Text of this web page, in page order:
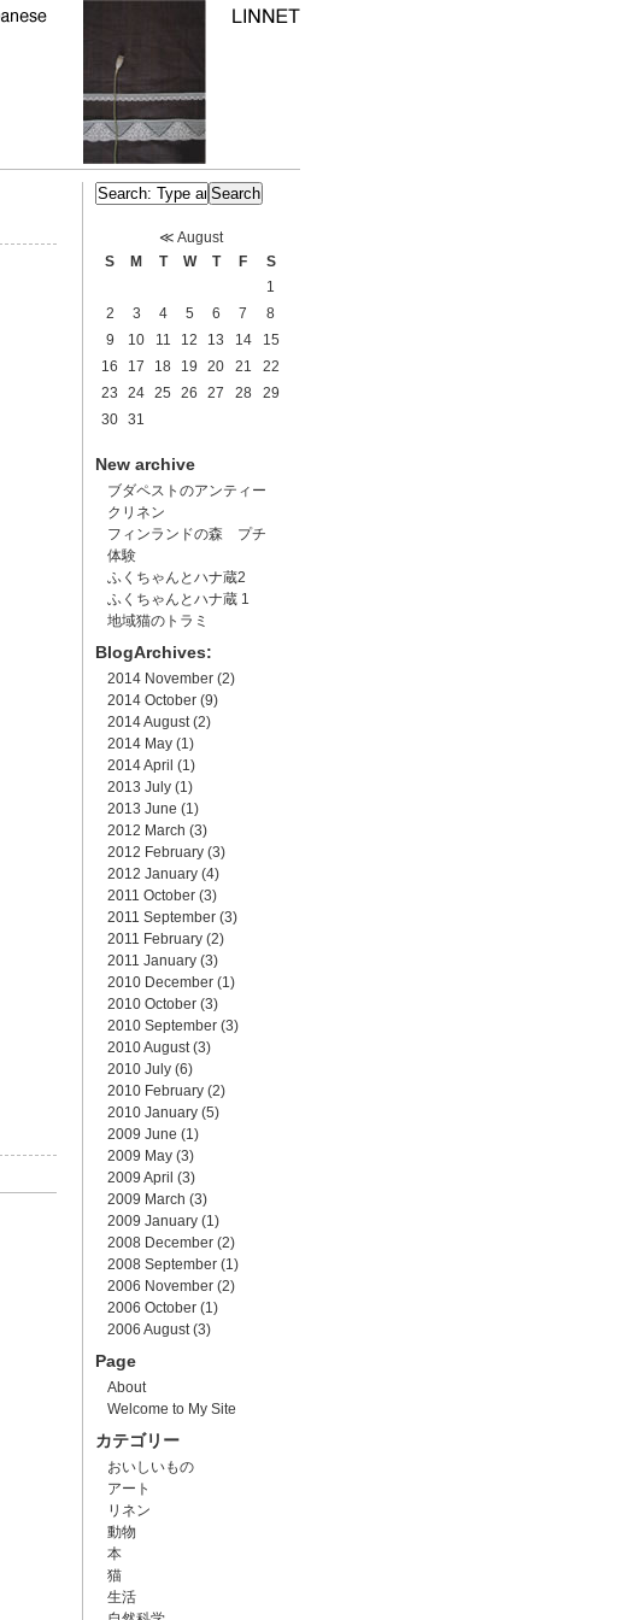
≪ August
S
M T W T F
S
1
2
3 4 5 6 7
8
9
10 11 12 13 14
15
16
17 18 19 20 21
22
23
24 25 26 27 28
29
30 31
New archive
ブダペストのアンティー
クリネン
フィンランドの森 プチ
体験
ふくちゃんとハナ蔵2
ふくちゃんとハナ蔵 1
地域猫のトラミ
BlogArchives:
2014 November (2)
2014 October (9)
2014 August(2)
2014 May (1)
2014 April (1)
2013 July (1)
2013 June (1)
2012 March (3)
2012 February (3)
2012 January (4)
2011 October (3)
2011 September (3)
2011 February (2)
2011 January (3)
2010 December (1)
2010 October (3)
2010 September (3)
2010 August(3)
2010 July (6)
2010 February (2)
2010 January (5)
2009 June (1)
2009 May (3)
2009 April (3)
2009 March (3)
2009 January (1)
2008 December (2)
2008 September (1)
2006 November (2)
2006 October (1)
2006 August(3)
Page
About
Welcome to My Site
カテゴリー
おいしいもの
アート
リネン
動物
本
猫
生活